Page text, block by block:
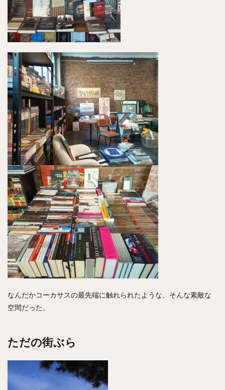
なんだかコーカサスの最先端に触れられたような、そんな素敵な
空間だった。
ただの街ぶら